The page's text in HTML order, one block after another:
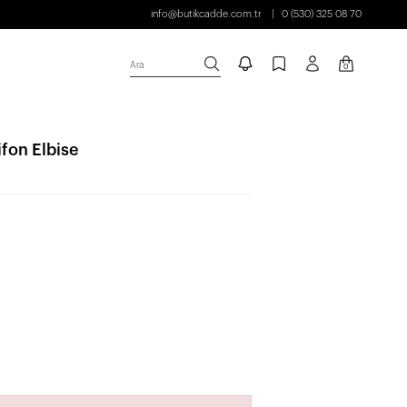
info@butikcadde.com.tr 0 (530) 325 08 70
Ara 0
Elbise